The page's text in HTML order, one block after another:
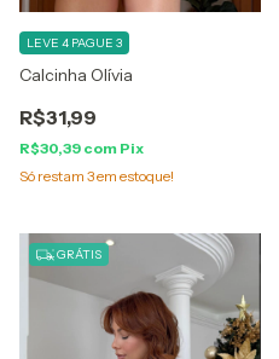
Calcinha Olívia
R$31,99
LEVE 4 PAGUE 3
R$30,39 com Pix
Só restam 3em estoque!
GRÁTIS